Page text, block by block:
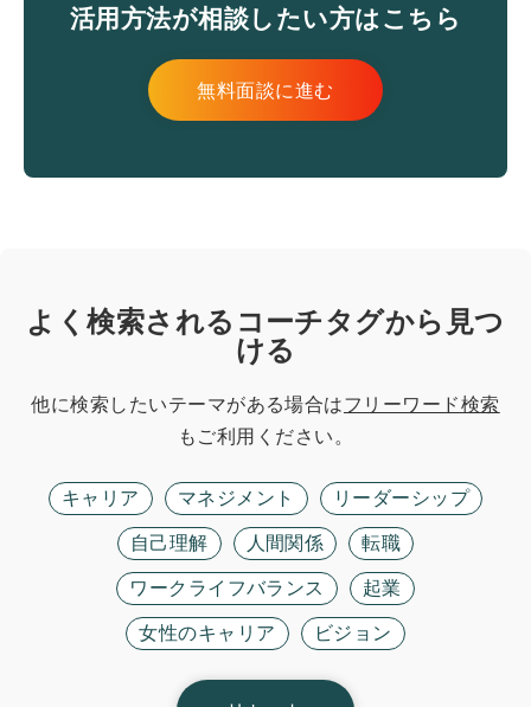
活用方法が相談したい方はこちら
無料面談に進む
よく検索されるコーチタグから見つ
ける
他に検索したいテーマがある場合はフリーワード検索
もご利用ください。
キャリア マネジメント リーダーシップ
自己理解 人間関係 転職
ワークライフバランス 起業
女性のキャリア ビジョン